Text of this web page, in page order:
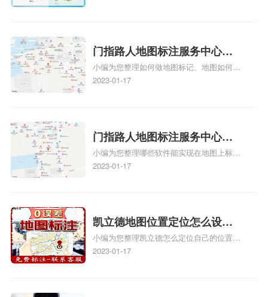
门指路人地图标注服务中心如
何做花小猪打车地图位置标
记？门指路人地图标注服务中
小编为您整理如何做地图标记、地图如何做
标记、so搜街景中如何做标记、360e启花贷
关地图标注知识，详情可查看下方正文！
2023-01-17
门指路人地图标注服务中心地
图位置地址标记？门指路人地
图标注服务中心苹果地图位置
小编为您整理哪些软件能实现在地图上标记
门指路人地图标注服务中心位置、门指路人
门指路人地图标注服务中心地址标注上地图
怎么弄相关地图标注知识，详情可查看下方
正文！
2023-01-17
凯立德地图位置定位怎么设置
自己的指路人地图标注服务中
心名？凯立德地图位置定位怎
小编为您整理凯立德怎么定位自己的位置
啊、手机凯立德地图定位怎么设置往上走、
2023-01-17